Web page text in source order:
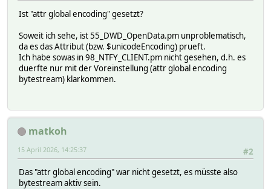
Ist "attr global encoding" gesetzt?
Soweit ich sehe, ist 55_DWD_OpenData.pm unproblematisch,
da es das Attribut (bzw. $unicodeEncoding) prueft.
Ich habe sowas in 98_NTFY_CLIENT.pm nicht gesehen, d.h. es
duerfte nur mit der Voreinstellung (attr global encoding
bytestream) klarkommen.
matkoh
#2
15 April 2026, 14:25:37
Das "attr global encoding" war nicht gesetzt, es müsste also
bytestream aktiv sein.